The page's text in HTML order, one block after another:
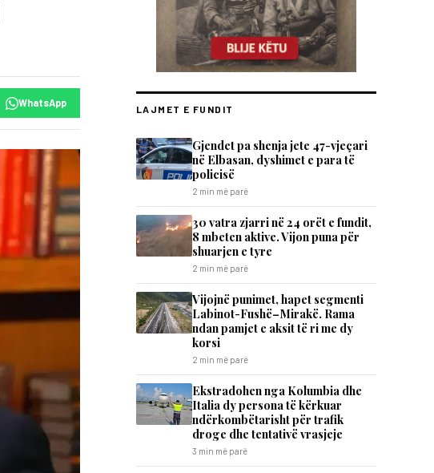
WhatsApp
LAJMET E FUNDIT
Gjendet pa shenja jete 47-vjeçari
në Elbasan, dyshimet e para të
policisë
2 min më parë
30 vatra zjarri në 24 orët e fundit,
8 mbeten aktive. Vijon puna për
shuarjen e tyre
2 min më parë
Vijojnë punimet, hapet segmenti
Labinot-Fushë–Mirakë. Rama
ndan pamjet e aksit të ri me dy
korsi
2 min më parë
Ekstradohen nga Kolumbia dhe
Italia dy persona të kërkuar
ndërkombëtarisht për trafik
droge dhe tentativë vrasjeje
3 min më parë